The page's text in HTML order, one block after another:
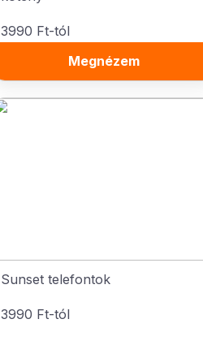
3990 Ft-tól
Megnézem
Sunset telefontok
3990 Ft-tól